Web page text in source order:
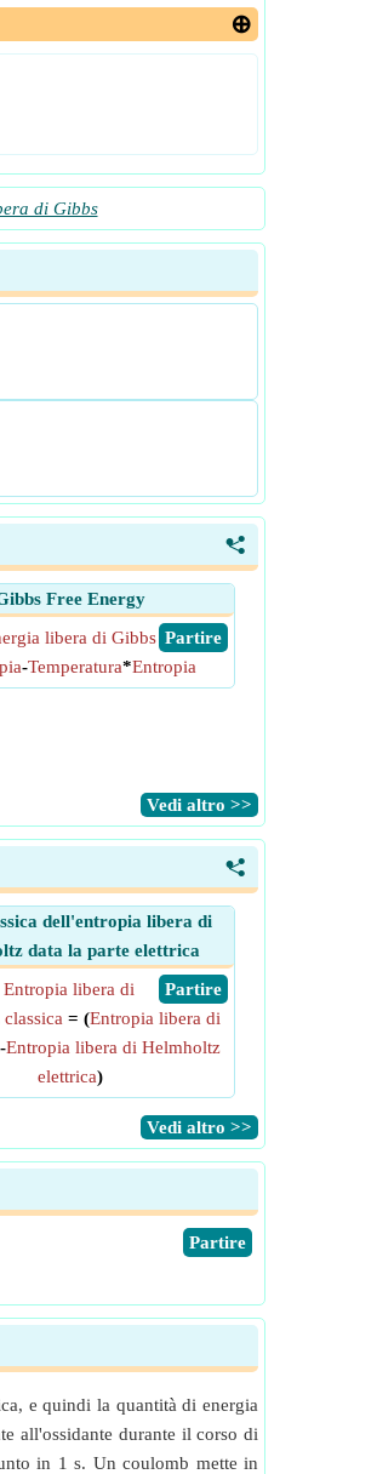
di Gibbs
<
Free Energy
​ Partire
libera di Gibbs
-Temperatura*Entropia
​Vedi altro >>
<
dell'entropia libera di
data la parte elettrica
​ Partire
Entropia libera di
= (Entropia libera di
-Entropia libera di Helmholtz
elettrica)
​Vedi altro >>
​Partire
e quindi la quantità di energia
all'ossidante durante il corso di
in 1 s. Un coulomb mette in